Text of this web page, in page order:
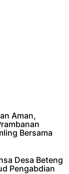
Aman,
Bersama
Babinsa
Desa Beteng
Pengabdian